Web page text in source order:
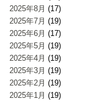
2025年8月 (17)
2025年7月 (19)
2025年6月 (17)
2025年5月 (19)
2025年4月 (19)
2025年3月 (19)
2025年2月 (19)
2025年1月 (19)